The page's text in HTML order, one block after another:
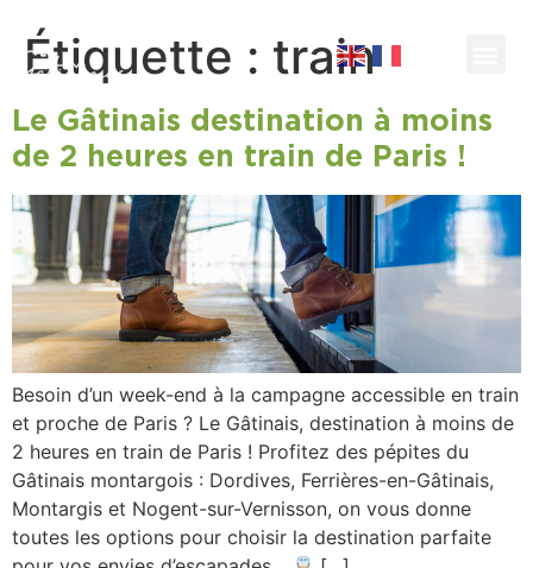
Étiquette : train
Le Gâtinais destination à moins
de 2 heures en train de Paris !
Besoin d’un week-end à la campagne accessible en train
et proche de Paris ? Le Gâtinais, destination à moins de
2 heures en train de Paris ! Profitez des pépites du
Gâtinais montargois : Dordives, Ferrières-en-Gâtinais,
Montargis et Nogent-sur-Vernisson, on vous donne
toutes les options pour choisir la destination parfaite